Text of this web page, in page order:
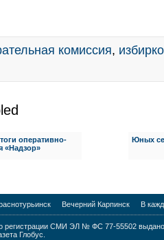
комиссия,
оперативно-
«Надзор»
Юных
Вечерний Карпинск В
регистрации СМИ ЭЛ № ФС 77-55502
Глобус